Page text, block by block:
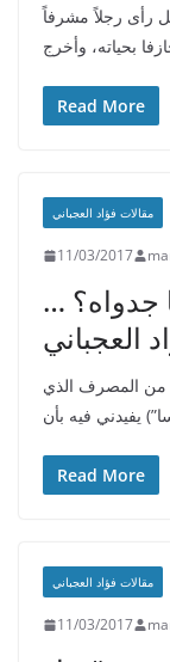
رأى رجلاً مشرفاً
بحياته، وأخرج
Read More
مقالات فؤاد العجباني
11/03/2017
جدواه؟ …
من المصرف الذي
يفيدني فيه بأن
Read More
مقالات فؤاد العجباني
11/03/2017